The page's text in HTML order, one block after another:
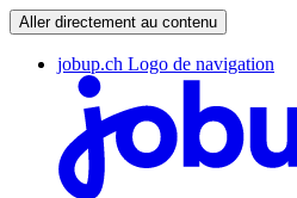
Aller directement au contenu
jobup.ch Logo de navigation